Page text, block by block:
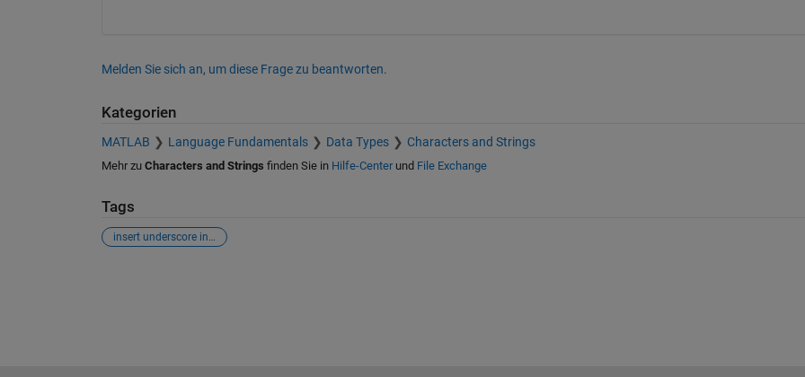
Melden Sie sich an, um diese Frage zu beantworten.
Kategorien
MATLAB Language Fundamentals Data Types Characters and Strings
Mehr zu Characters and Strings finden Sie in Hilfe-Centerund File Exchange
Tags
insert underscore into the string